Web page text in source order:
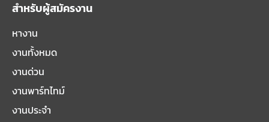
สำหรับผู้สมัครงาน
หางาน
งานทั้งหมด
งานด่วน
งานพาร์ทไทม์
งานประจำ